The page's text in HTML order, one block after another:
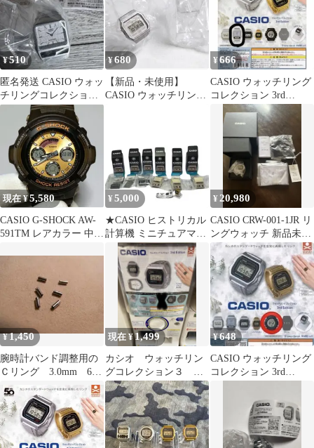
¥510
匿名発送 CASIO ウォッ
チリングコレクション
3rd AQ-800E-7A
¥680
【新品・未使用】
CASIO ウォッチリング
¥666
CASIO ウォッチリング
コレクション 3rd
Edition ガチャ
現在 ¥5,580
CASIO G-SHOCK AW-
591TM レアカラー 中古
¥ 5,000
★CASIO ヒストリカル
計算機 ミニチュアマス
コット 6点 ウォッチリ
ング
¥ 20,980
CASIO CRW-001-1JR リ
ングウォッチ 新品未開
封未着用 タグ付き
¥1,450
腕時計バンド調整用の
Ｃリング 3.0mm 6個
セット
現在 ¥1,499
カシオ ウォッチリン
グコレクション３ シ
クレ⁇有 おまとめ中
¥648
CASIO ウォッチリング
コレクション 3rd